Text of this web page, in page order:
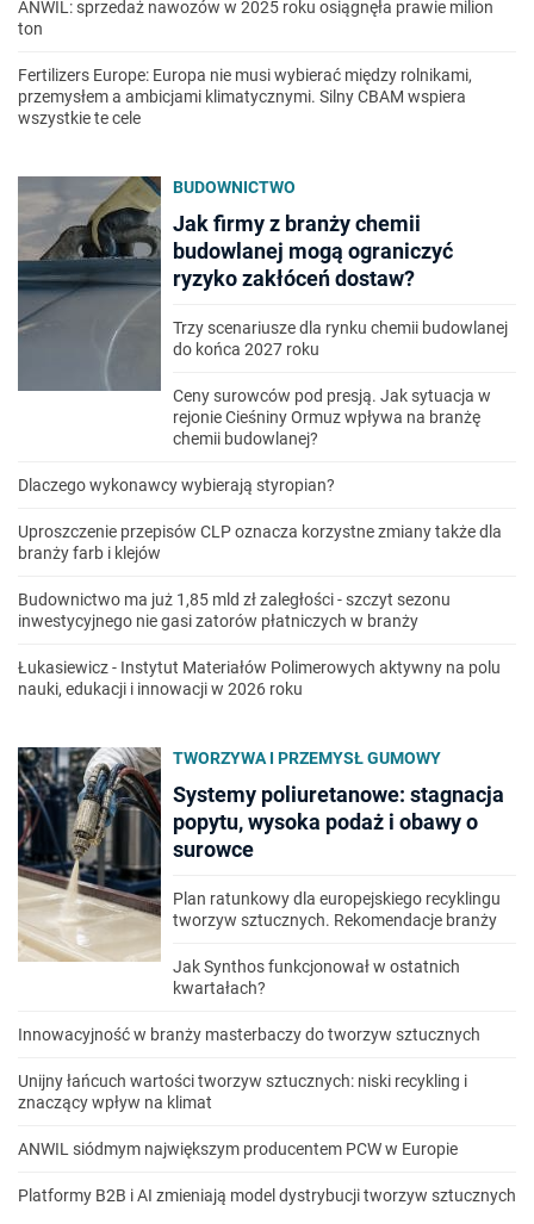
ANWIL: sprzedaż nawozów w 2025 roku osiągnęła prawie milion
ton
Fertilizers Europe: Europa nie musi wybierać między rolnikami,
przemysłem a ambicjami klimatycznymi. Silny CBAM wspiera
wszystkie te cele
BUDOWNICTWO
Jak firmy z branży chemii
budowlanej mogą ograniczyć
ryzyko zakłóceń dostaw?
Trzy scenariusze dla rynku chemii budowlanej
do końca 2027 roku
Ceny surowców pod presją. Jak sytuacja w
rejonie Cieśniny Ormuz wpływa na branżę
chemii budowlanej?
Dlaczego wykonawcy wybierają styropian?
Uproszczenie przepisów CLP oznacza korzystne zmiany także dla
branży farb i klejów
Budownictwo ma już 1,85 mld zł zaległości - szczyt sezonu
inwestycyjnego nie gasi zatorów płatniczych w branży
Łukasiewicz - Instytut Materiałów Polimerowych aktywny na polu
nauki, edukacji i innowacji w 2026 roku
TWORZYWA I PRZEMYSŁ GUMOWY
Systemy poliuretanowe: stagnacja
popytu, wysoka podaż i obawy o
surowce
Plan ratunkowy dla europejskiego recyklingu
tworzyw sztucznych. Rekomendacje branży
Jak Synthos funkcjonował w ostatnich
kwartałach?
Innowacyjność w branży masterbaczy do tworzyw sztucznych
Unijny łańcuch wartości tworzyw sztucznych: niski recykling i
znaczący wpływ na klimat
ANWIL siódmym największym producentem PCW w Europie
Platformy B2B i AI zmieniają model dystrybucji tworzyw sztucznych